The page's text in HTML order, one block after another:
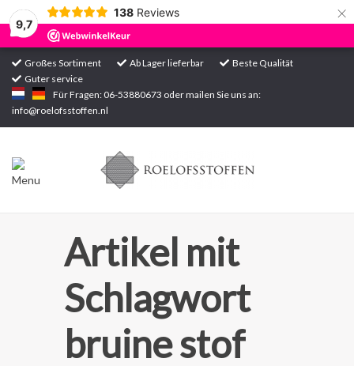
9,7
138 Reviews ×
Großes Sortiment Ab Lager lieferbar
Beste Qualität
Guter service
Für Fragen: 06-53880673 oder mailen Sie uns an:
info@roelofsstoffen.nl
Startseite
Sortiment
Artikel mit
Schlagwort
bruine stof